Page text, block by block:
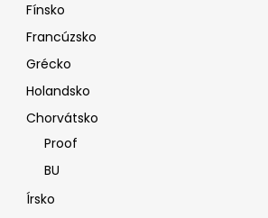
Fínsko
Francúzsko
Grécko
Holandsko
Chorvátsko
Proof
BU
Írsko